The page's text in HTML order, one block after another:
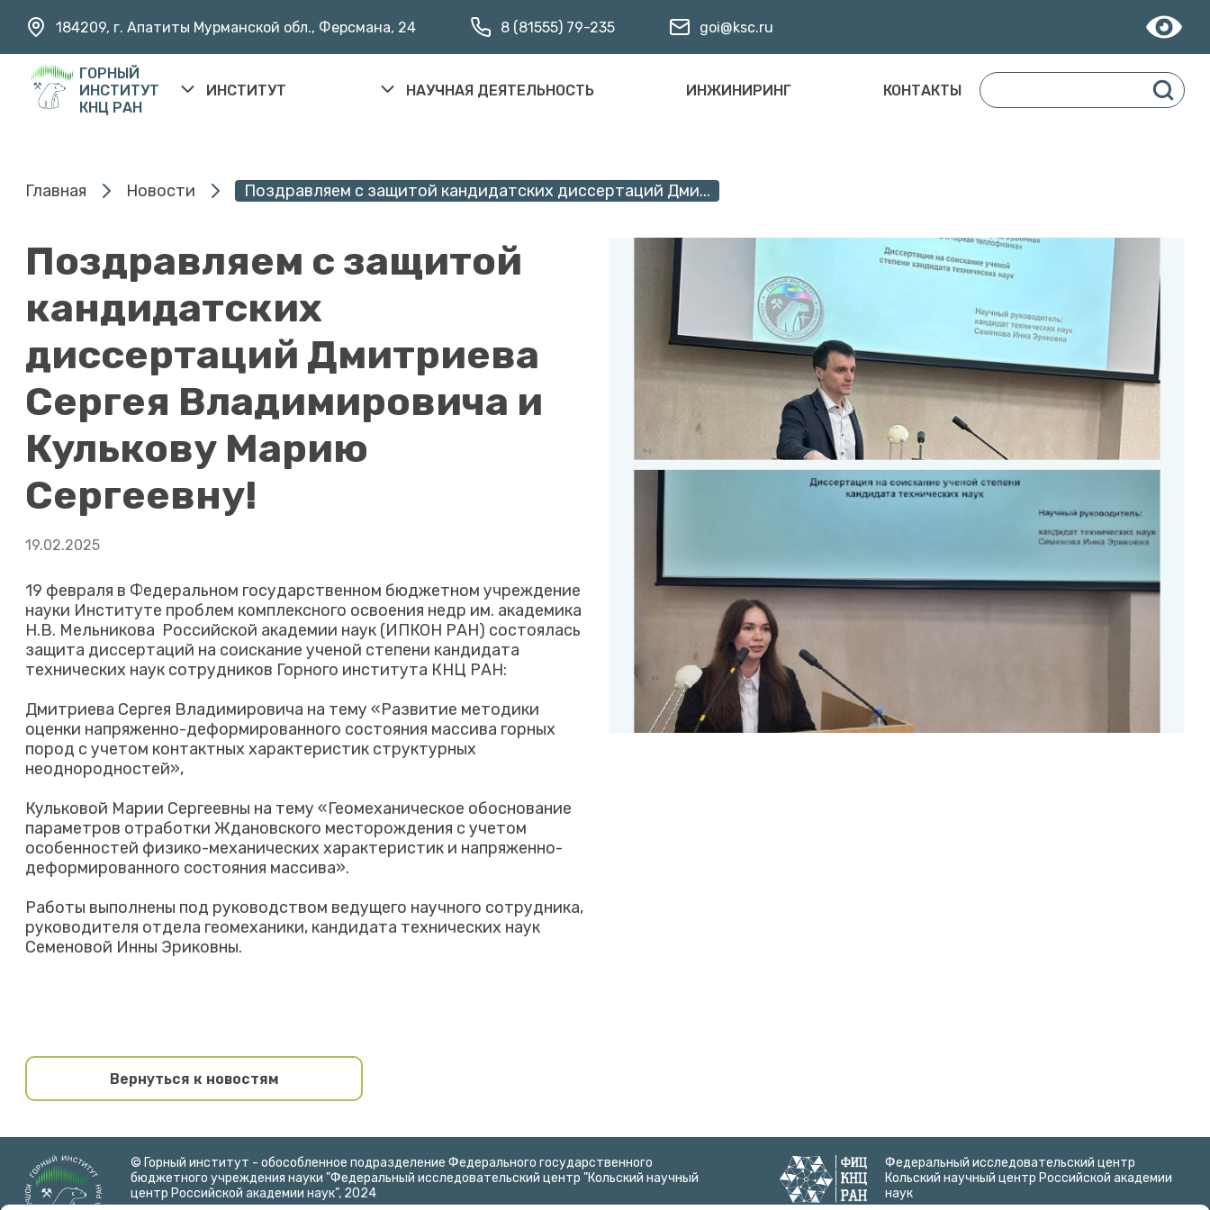
184209, г. Апатиты Мурманской обл., Ферсмана, 24 8 (81555) 79-235 goi@ksc.ru
ГОРНЫЙ
ИНСТИТУТ
КНЦ РАН
ИНСТИТУТ НАУЧНАЯ ДЕЯТЕЛЬНОСТЬ ИНЖИНИРИНГ КОНТАКТЫ
Главная Новости Поздравляем с защитой кандидатских диссертаций Дми...
Поздравляем с защитой
кандидатских
диссертаций Дмитриева
Сергея Владимировича и
Кулькову Марию
Сергеевну!
19.02.2025
19 февраля в Федеральном государственном бюджетном учреждение
науки Институте проблем комплексного освоения недр им. академика
Н.В. Мельникова Российской академии наук (ИПКОН РАН) состоялась
защита диссертаций на соискание ученой степени кандидата
технических наук сотрудников Горного института КНЦ РАН:
Дмитриева Сергея Владимировича на тему «Развитие методики
оценки напряженно-деформированного состояния массива горных
пород с учетом контактных характеристик структурных
неоднородностей»,
Кульковой Марии Сергеевны на тему «Геомеханическое обоснование
параметров отработки Ждановского месторождения с учетом
особенностей физико-механических характеристик и напряженно-
деформированного состояния массива».
Работы выполнены под руководством ведущего научного сотрудника,
руководителя отдела геомеханики, кандидата технических наук
Семеновой Инны Эриковны.
Вернуться к новостям
© Горный институт - обособленное подразделение Федерального государственного
бюджетного учреждения науки "Федеральный исследовательский центр "Кольский научный
центр Российской академии наук”, 2024
Федеральный исследовательский центр
Кольский научный центр Российской академии
наук